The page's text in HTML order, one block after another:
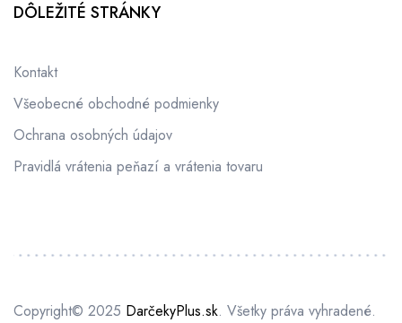
DÔLEŽITÉ STRÁNKY
Kontakt
Všeobecné obchodné podmienky
Ochrana osobných údajov
Pravidlá vrátenia peňazí a vrátenia tovaru
Copyright© 2025 DarčekyPlus.sk. Všetky práva vyhradené.